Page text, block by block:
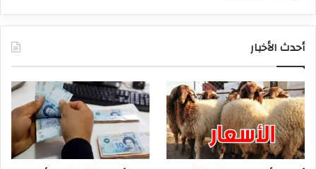
أحدث الأخبار